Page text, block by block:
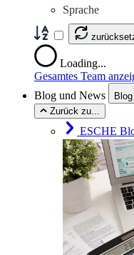
Sprache
Loading...
Gesamtes Team
Blog und News
Zurück zu...
ESCHE